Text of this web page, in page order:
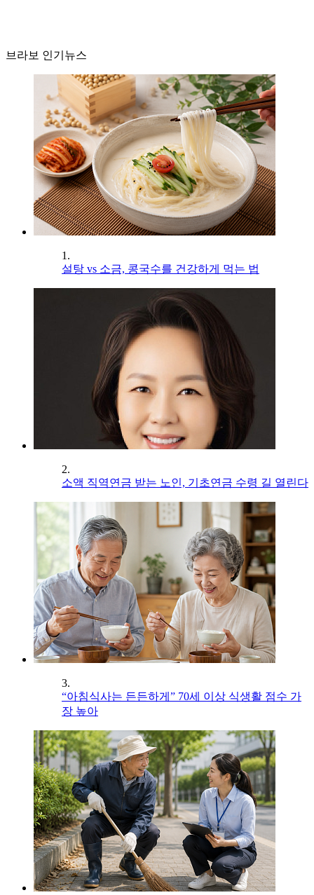
브라보 인기뉴스
1.
설탕 vs 소금, 콩국수를 건강하게 먹는 법
2.
소액 직역연금 받는 노인, 기초연금 수령 길 열린다
3.
“아침식사는 든든하게” 70세 이상 식생활 점수 가
장 높아